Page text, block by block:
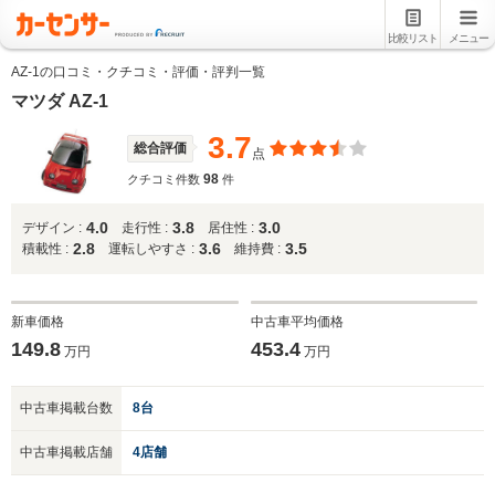
比較リスト メニュー
AZ-1の口コミ・クチコミ・評価・評判一覧
マツダ AZ-1
総合評価 3.7点
クチコミ件数 98 件
デザイン : 4.0 走行性 : 3.8 居住性 : 3.0
積載性 : 2.8 運転しやすさ : 3.6 維持費 : 3.5
新車価格
149.8 万円
中古車平均価格
453.4万円
中古車掲載台数 8台
中古車掲載店舗 4店舗